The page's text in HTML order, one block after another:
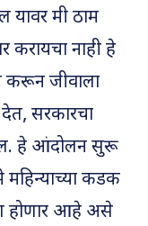
यावर मी ठाम
करायचा नाही हे
करून जीवाला
सरकारचा
हे आंदोलन सुरू
कडक
होणार आहे असे